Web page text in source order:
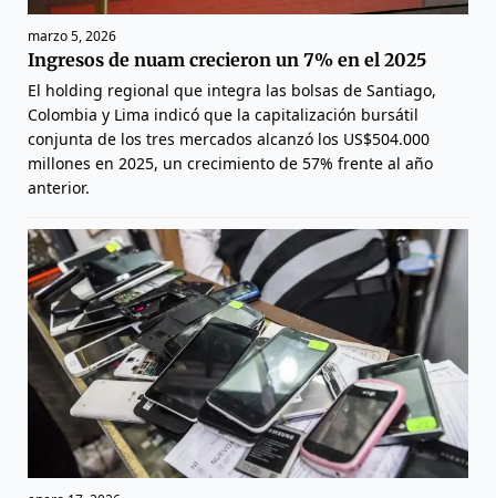
marzo 5, 2026
Ingresos de nuam crecieron un 7% en el 2025
El holding regional que integra las bolsas de Santiago,
Colombia y Lima indicó que la capitalización bursátil
conjunta de los tres mercados alcanzó los US$504.000
millones en 2025, un crecimiento de 57% frente al año
anterior.